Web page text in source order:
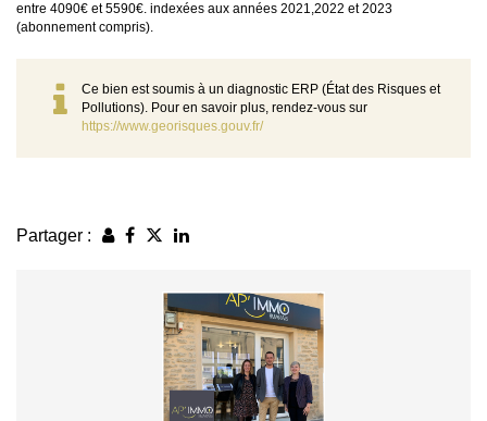
entre 4090€ et 5590€. indexées aux années 2021,2022 et 2023
(abonnement compris).
Ce bien est soumis à un diagnostic ERP (État des Risques et
Pollutions). Pour en savoir plus, rendez-vous sur
https://www.georisques.gouv.fr/
Partager :